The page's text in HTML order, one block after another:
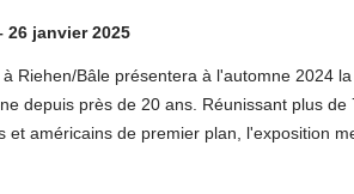
26 janvier 2025
Riehen/Bâle présentera à l'automne 2024
depuis près de 20 ans. Réunissant plus
et américains de premier plan, l'exposition